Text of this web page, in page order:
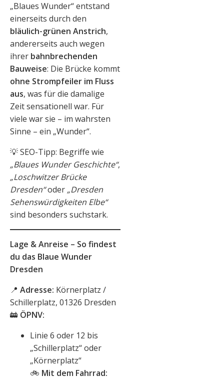
„Blaues Wunder“ entstand
einerseits durch den
bläulich-grünen Anstrich,
andererseits auch wegen
ihrer bahnbrechenden
Bauweise: Die Brücke kommt
ohne Strompfeiler im Fluss
aus, was für die damalige
Zeit sensationell war. Für
viele war sie – im wahrsten
Sinne – ein „Wunder“.
💡 SEO-Tipp: Begriffe wie
„Blaues Wunder Geschichte“,
„Loschwitzer Brücke
Dresden“oder„Dresden
Sehenswürdigkeiten Elbe“
sind besonders suchstark.
Lage & Anreise – So findest
du das Blaue Wunder
Dresden
📍 Adresse: Körnerplatz /
Schillerplatz, 01326 Dresden
🚋 ÖPNV:
Linie 6 oder 12 bis
„Schillerplatz“ oder
„Körnerplatz“
🚲 Mit dem Fahrrad: